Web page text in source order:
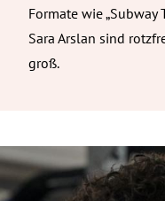
Formate wie „Subway
Sara Arslan sind
groß.